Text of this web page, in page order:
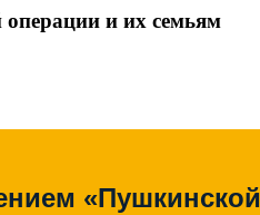
и их семьям
«Пушкинской